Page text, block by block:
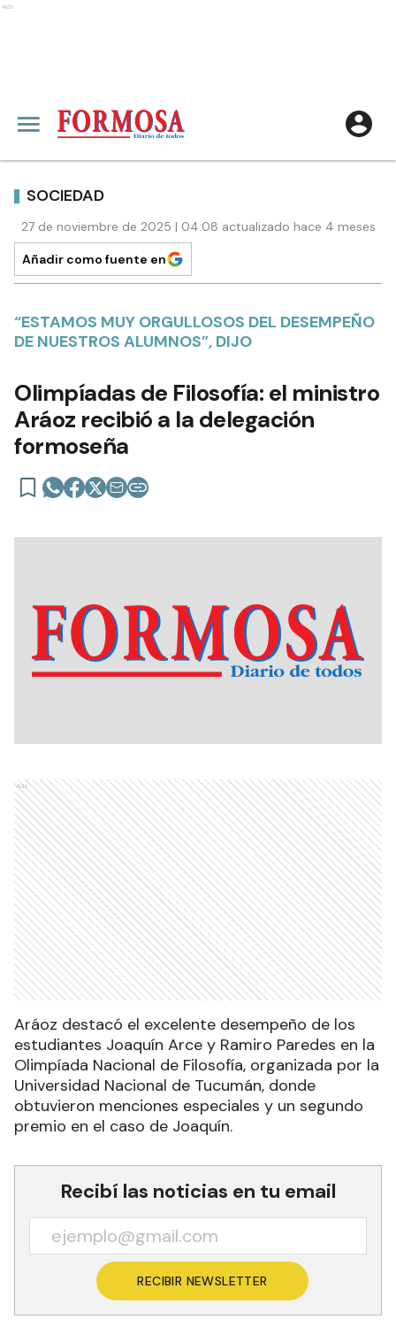
Ads
SOCIEDAD
27 de noviembre de 2025 | 04:08 actualizado hace 4 meses
Añadir como fuente en
“ESTAMOS MUY ORGULLOSOS DEL DESEMPEÑO
DE NUESTROS ALUMNOS”, DIJO
Olimpíadas de Filosofía: el ministro
Aráoz recibió a la delegación
formoseña
Ads
Aráoz destacó el excelente desempeño de los
estudiantes Joaquín Arce y Ramiro Paredes en la
Olimpíada Nacional de Filosofía, organizada por la
Universidad Nacional de Tucumán, donde
obtuvieron menciones especiales y un segundo
premio en el caso de Joaquín.
Recibí las noticias en tu email
RECIBIR NEWSLETTER